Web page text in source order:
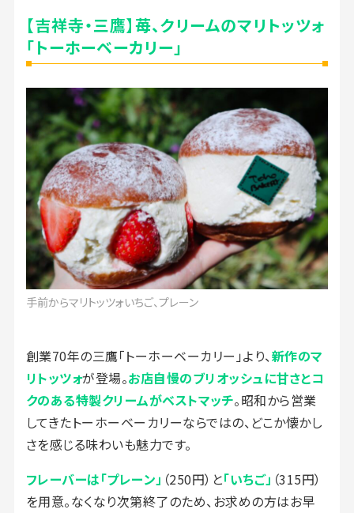
【吉祥寺・三鷹】苺、クリームのマリトッツォ
「トーホーベーカリー」
手前からマリトッツォいちご、プレーン
創業70年の三鷹「トーホーベーカリー」より、新作のマ
リトッツォが登場。お店自慢のブリオッシュに甘さとコ
クのある特製クリームがベストマッチ。昭和から営業
してきたトーホーベーカリーならではの、どこか懐かし
さを感じる味わいも魅力です。
フレーバーは「プレーン」 （250円）と「いちご」 （315円）
を用意。なくなり次第終了のため、お求めの方はお早